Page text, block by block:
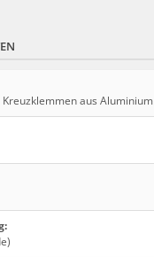
Kreuzklemmen aus Aluminium
: